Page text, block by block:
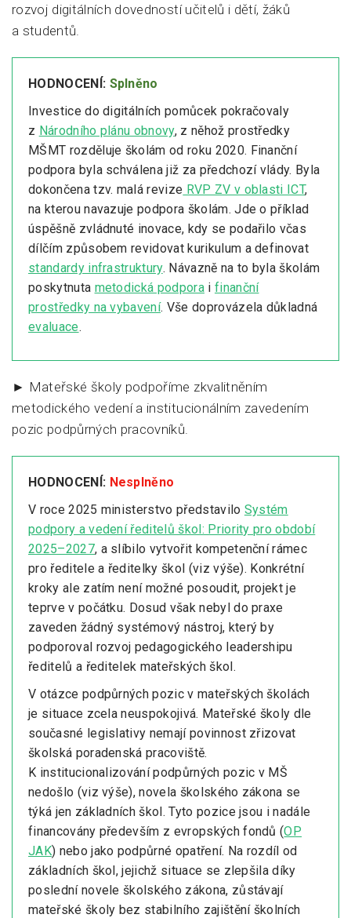
rozvoj digitálních dovedností učitelů i dětí, žáků
a studentů.
HODNOCENÍ: Splněno
Investice do digitálních pomůcek pokračovaly
z Národního plánu obnovy, z něhož prostředky
MŠMT rozděluje školám od roku 2020. Finanční
podpora byla schválena již za předchozí vlády. Byla
dokončena tzv. malá revize RVP ZV v oblasti ICT,
na kterou navazuje podpora školám. Jde o příklad
úspěšně zvládnuté inovace, kdy se podařilo včas
dílčím způsobem revidovat kurikulum a definovat
standardy infrastruktury. Návazně na to byla školám
poskytnuta metodická podporai finanční
prostředky na vybavení. Vše doprovázela důkladná
evaluace.
► Mateřské školy podpoříme zkvalitněním
metodického vedení a institucionálním zavedením
pozic podpůrných pracovníků.
HODNOCENÍ: Nesplněno
V roce 2025 ministerstvo představilo Systém
podpory a vedení ředitelů škol: Priority pro období
2025–2027, a slíbilo vytvořit kompetenční rámec
pro ředitele a ředitelky škol (viz výše). Konkrétní
kroky ale zatím není možné posoudit, projekt je
teprve v počátku. Dosud však nebyl do praxe
zaveden žádný systémový nástroj, který by
podporoval rozvoj pedagogického leadershipu
ředitelů a ředitelek mateřských škol.
V otázce podpůrných pozic v mateřských školách
je situace zcela neuspokojivá. Mateřské školy dle
současné legislativy nemají povinnost zřizovat
školská poradenská pracoviště.
K institucionalizování podpůrných pozic v MŠ
nedošlo (viz výše), novela školského zákona se
týká jen základních škol. Tyto pozice jsou i nadále
financovány především z evropských fondů (OP
JAK) nebo jako podpůrné opatření. Na rozdíl od
základních škol, jejichž situace se zlepšila díky
poslední novele školského zákona, zůstávají
mateřské školy bez stabilního zajištění školních